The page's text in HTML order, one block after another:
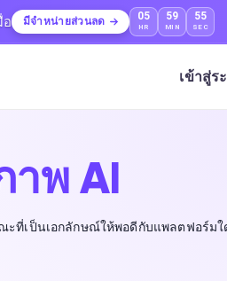
อ มีจำหน่ายส่วนลด 05
HR
59
MIN
54
SEC
เข้าสู่ร
าพ AI
ที่เป็นเอกลักษณ์ให้พอดีกับแพลตฟอร์มใ